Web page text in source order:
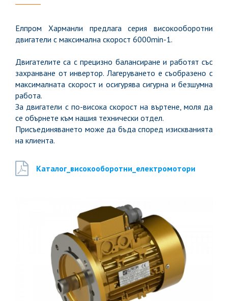
Елпром Харманли предлага серия високооборотни
двигатели с максимална скорост 6000min-1.
Двигателите са с прецизно балансиране и работят със
захранване от инвертор. Лагеруването е съобразено с
максималната скорост и осигурява сигурна и безшумна
работа.
За двигатели с по-висока скорост на въртене, моля да
се обърнете към нашия технически отдел.
Присъединяването може да бъда според изискванията
на клиента.
Каталог_високооборотни_електромотори